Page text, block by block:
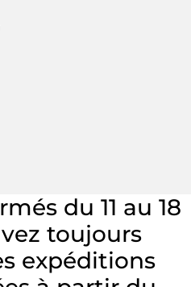
du 11 au 18
toujours
expéditions